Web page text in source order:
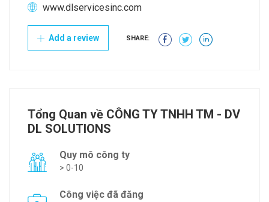
www.dlservicesinc.com
Add a review SHARE:
Tổng Quan về CÔNG TY TNHH TM - DV
DL SOLUTIONS
Quy mô công ty
> 0-10
Công việc đã đăng